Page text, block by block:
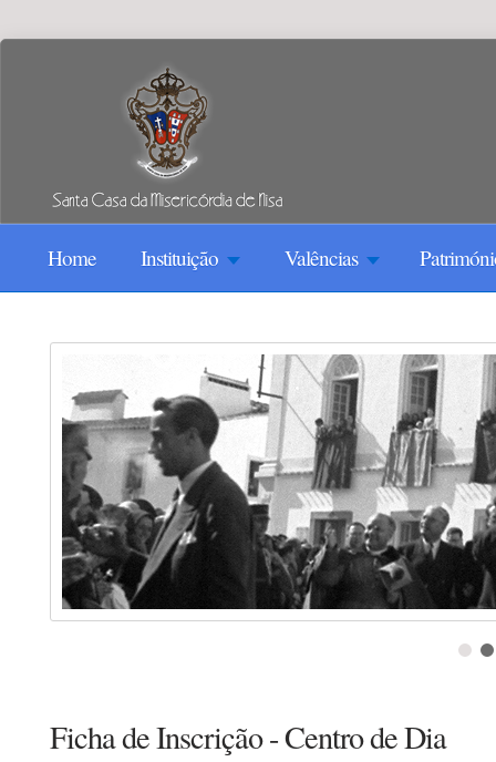
Home Instituição Valências
Ficha de Inscrição - Centro de Dia